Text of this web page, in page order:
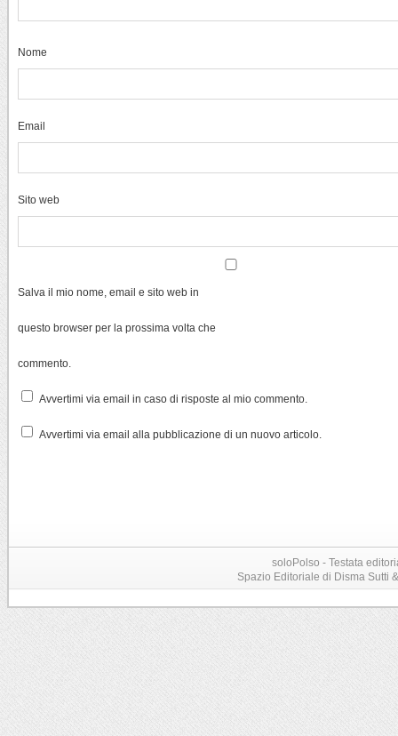
Nome
Email
Sito web
Salva il mio nome, email e sito web in
questo browser per la prossima volta che
commento.
Avvertimi via email in caso di risposte al mio commento.
Avvertimi via email alla pubblicazione di un nuovo articolo.
soloPolso - Testata
Spazio Editoriale di Disma Sutti